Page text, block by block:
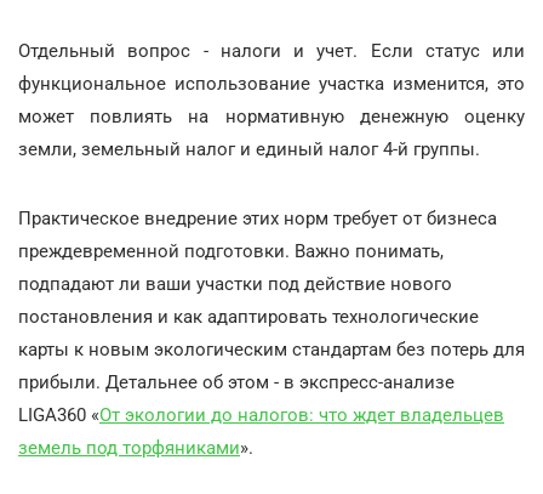
Отдельный вопрос - налоги и учет. Если статус или
функциональное использование участка изменится, это
может повлиять на нормативную денежную оценку
земли, земельный налог и единый налог 4-й группы.
Практическое внедрение этих норм требует от бизнеса
преждевременной подготовки. Важно понимать,
подпадают ли ваши участки под действие нового
постановления и как адаптировать технологические
карты к новым экологическим стандартам без потерь для
прибыли. Детальнее об этом - в экспресс-анализе
LIGA360 «От экологии до налогов: что ждет владельцев
земель под торфяниками».